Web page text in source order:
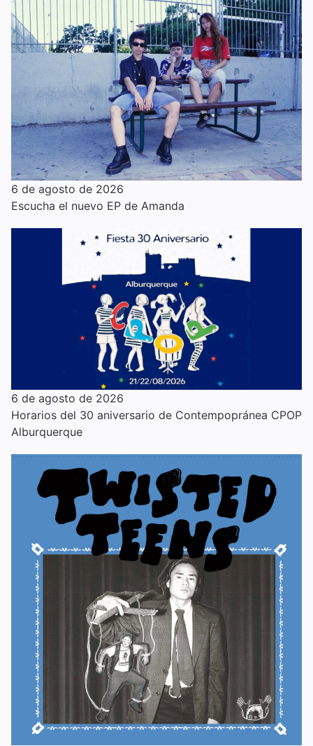
6 de agosto de 2026
Escucha el nuevo EP de Amanda
6 de agosto de 2026
Horarios del 30 aniversario de Contempopránea CPOP
Alburquerque